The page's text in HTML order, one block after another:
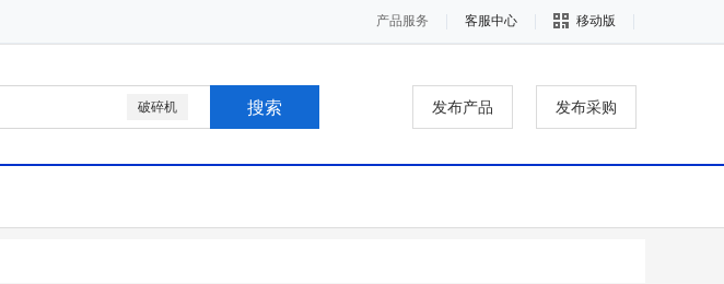
产品服务 客服中心 移动版
破碎机 发布产品 发布采购